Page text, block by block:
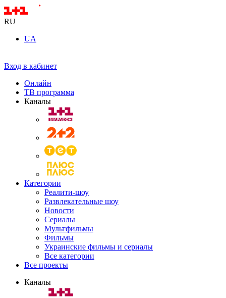
RU
UA
Вход в кабинет
Онлайн
ТВ программа
Каналы
Категории
Реалити-шоу
Развлекательные шоу
Новости
Сериалы
Мультфильмы
Фильмы
Украинские фильмы и сериалы
Все категории
Все проекты
Каналы